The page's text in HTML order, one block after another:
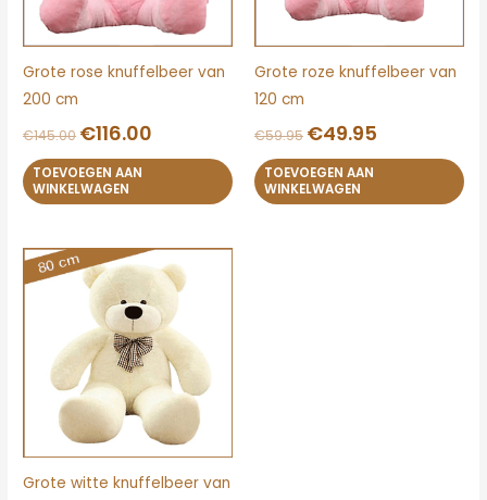
Grote rose knuffelbeer van
200 cm
€145.00 €116.00
TOEVOEGEN AAN
WINKELWAGEN
Grote roze knuffelbeer van
120 cm
€59.95 €49.95
TOEVOEGEN AAN
WINKELWAGEN
Grote witte knuffelbeer van
Oorspronkelijke
prijs
was:
€39.95.
Huidige
prijs
€31.95.